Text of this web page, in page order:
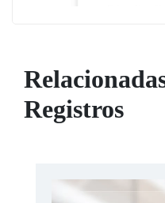
Registros